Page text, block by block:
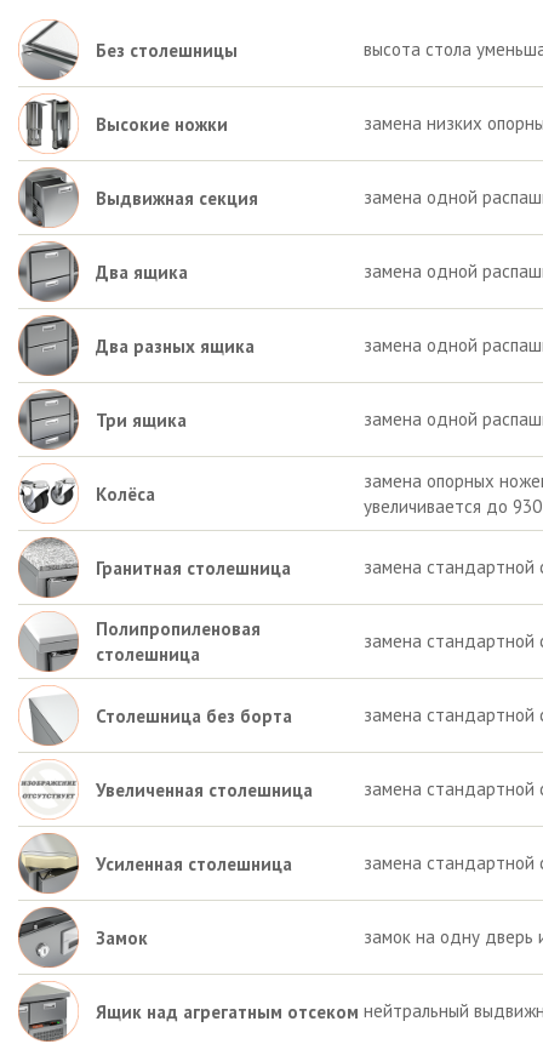
Без столешницы высота стола
Высокие ножки замена низких
Выдвижная секция замена одной
Два ящика замена одной
Два разных ящика замена одной
Три ящика замена одной
Колёса
замена опорных
увеличивается до
Гранитная столешница замена стандартной
Полипропиленовая
столешница
замена стандартной
Столешница без борта замена стандартной
Увеличенная столешница замена стандартной
Усиленная столешница замена стандартной
Замок замок на одну дверь
Ящик над агрегатным отсеком нейтральный